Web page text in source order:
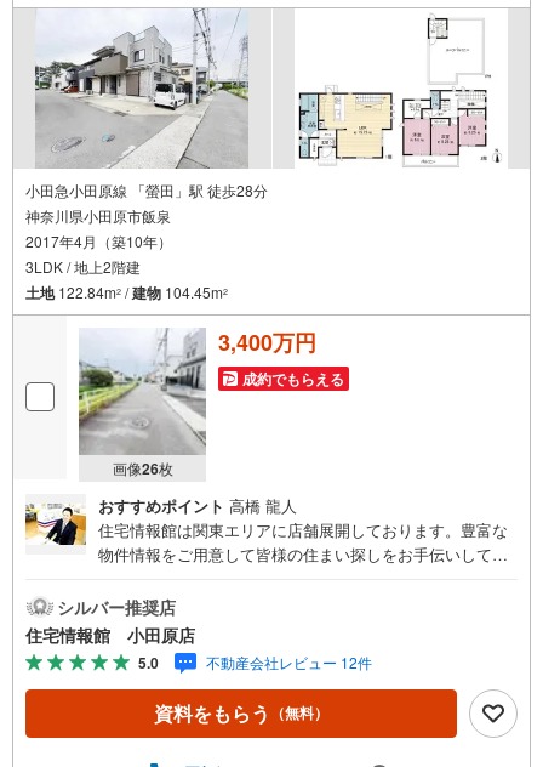
小田急小田原線 「螢田」駅 徒歩28分
神奈川県小田原市飯泉
2017年4月（築10年）
3LDK / 地上2階建
土地122.84m2 /建物 104.45m2
画像26枚
3,400万円
成約でもらえる
おすすめポイント 高橋 龍人
住宅情報館は関東エリアに店舗展開しております。豊富な
物件情報をご用意して皆様の住まい探しをお手伝いしてお
さい。住宅ローン相談会も同時開催中無理のない住宅ロー
ンの試算やご購入の際にかかる諸費用の概算も行っており
ます。しっかりとした資金計画のアドバイスをさせて頂き
ますので、お気軽にご相談ください。
シルバー推奨店
住宅情報館 小田原店
5.0 不動産会社レビュー 12件
資料をもらう （無料）